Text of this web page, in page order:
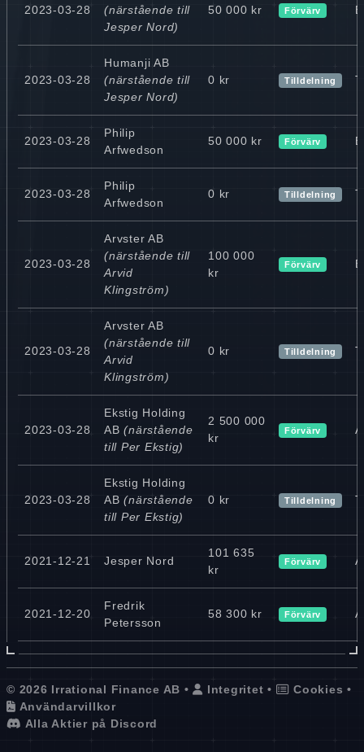
2023-03-28
(närstående till
Jesper Nord)
50 000 kr Förvärv
2023-03-28
Humanji AB
(närstående till
Jesper Nord)
0 kr Tilldelning
2023-03-28
Philip
Arfwedson
50 000 kr Förvärv
2023-03-28
Philip
Arfwedson
0 kr Tilldelning
2023-03-28
Arvster AB
(närstående till
Arvid
Klingström)
100 000
kr
Förvärv
2023-03-28
Arvster AB
(närstående till
Arvid
Klingström)
0 kr Tilldelning
2023-03-28
Ekstig Holding
AB (närstående
till Per Ekstig)
2 500 000
kr
Förvärv
2023-03-28
Ekstig Holding
AB (närstående
till Per Ekstig)
0 kr Tilldelning
2021-12-21 Jesper Nord
101 635
kr
Förvärv
2021-12-20
Fredrik
Petersson
58 300 kr Förvärv
© 2026 Irrational Finance AB • Integritet • Cookies •
Användarvillkor
Alla Aktier på Discord